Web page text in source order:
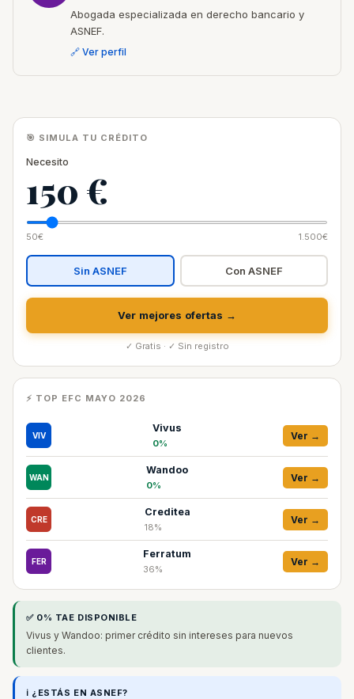
Abogada especializada en derecho bancario y
ASNEF.
🔗 Ver perfil
🎯 SIMULA TU CRÉDITO
Necesito
150 €
50€ 1.500€
Sin ASNEF Con ASNEF
Ver mejores ofertas →
✓ Gratis · ✓ Sin registro
⚡ TOP EFC MAYO 2026
VIV
Vivus
0%
Ver →
WAN
Wandoo
0%
Ver →
CRE
Creditea
18%
Ver →
FER
Ferratum
36%
Ver →
✅ 0% TAE DISPONIBLE
Vivus y Wandoo: primer crédito sin intereses para nuevos
clientes.
ℹ️ ¿ESTÁS EN ASNEF?